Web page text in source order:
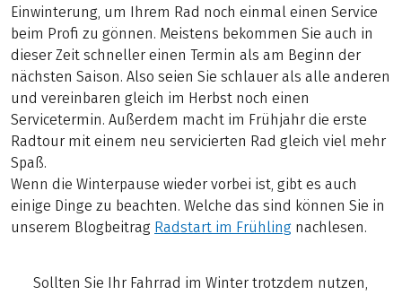
Einwinterung, um Ihrem Rad noch einmal einen Service
beim Profi zu gönnen. Meistens bekommen Sie auch in
dieser Zeit schneller einen Termin als am Beginn der
nächsten Saison. Also seien Sie schlauer als alle anderen
und vereinbaren gleich im Herbst noch einen
Servicetermin. Außerdem macht im Frühjahr die erste
Radtour mit einem neu servicierten Rad gleich viel mehr
Spaß.
Wenn die Winterpause wieder vorbei ist, gibt es auch
einige Dinge zu beachten. Welche das sind können Sie in
unserem Blogbeitrag Radstart im Frühling nachlesen.
Sollten Sie Ihr Fahrrad im Winter trotzdem nutzen,